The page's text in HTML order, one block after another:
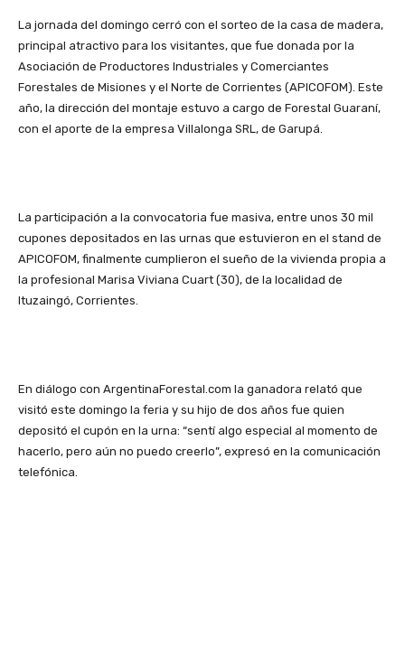
La jornada del domingo cerró con el sorteo de la casa de madera,
principal atractivo para los visitantes, que fue donada por la
Asociación de Productores Industriales y Comerciantes
Forestales de Misiones y el Norte de Corrientes (APICOFOM). Este
año, la dirección del montaje estuvo a cargo de Forestal Guaraní,
con el aporte de la empresa Villalonga SRL, de Garupá.
La participación a la convocatoria fue masiva, entre unos 30 mil
cupones depositados en las urnas que estuvieron en el stand de
APICOFOM, finalmente cumplieron el sueño de la vivienda propia a
la profesional Marisa Viviana Cuart (30), de la localidad de
Ituzaingó, Corrientes.
En diálogo con ArgentinaForestal.com la ganadora relató que
visitó este domingo la feria y su hijo de dos años fue quien
depositó el cupón en la urna: “sentí algo especial al momento de
hacerlo, pero aún no puedo creerlo”, expresó en la comunicación
telefónica.